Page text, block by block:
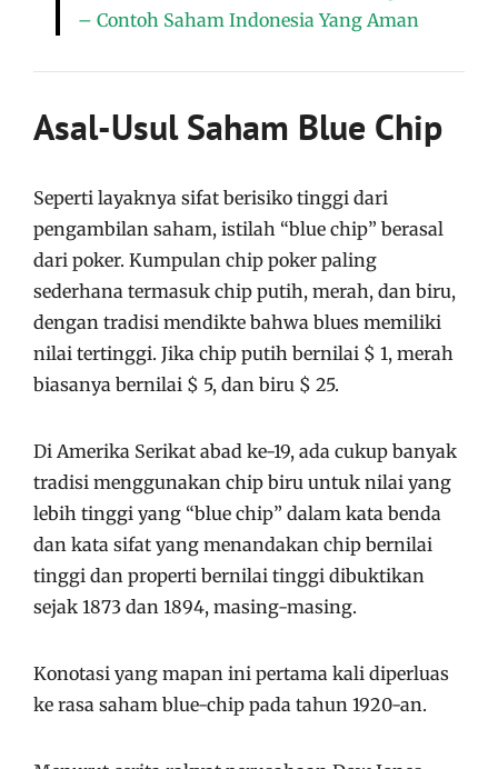
– Contoh Saham Indonesia Yang Aman
Asal-Usul Saham Blue Chip
Seperti layaknya sifat berisiko tinggi dari
pengambilan saham, istilah “blue chip” berasal
dari poker. Kumpulan chip poker paling
sederhana termasuk chip putih, merah, dan biru,
dengan tradisi mendikte bahwa blues memiliki
nilai tertinggi. Jika chip putih bernilai $ 1, merah
biasanya bernilai $ 5, dan biru $ 25.
Di Amerika Serikat abad ke-19, ada cukup banyak
tradisi menggunakan chip biru untuk nilai yang
lebih tinggi yang “blue chip” dalam kata benda
dan kata sifat yang menandakan chip bernilai
tinggi dan properti bernilai tinggi dibuktikan
sejak 1873 dan 1894, masing-masing.
Konotasi yang mapan ini pertama kali diperluas
ke rasa saham blue-chip pada tahun 1920-an.